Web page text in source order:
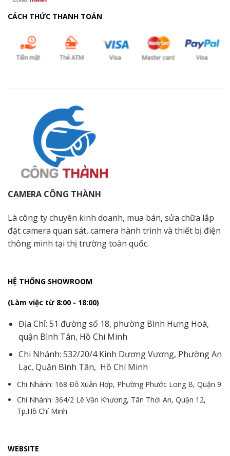
CÁCH THỨC THANH TOÁN
CAMERA CÔNG THÀNH
Là công ty chuyên kinh doanh, mua bán, sửa chữa lắp
đặt camera quan sát, camera hành trình và thiết bị điện
thông minh tại thị trường toàn quốc.
HỆ THỐNG SHOWROOM
(Làm việc từ 8:00 - 18:00)
Địa Chỉ: 51 đường số 18, phường Bình Hưng Hoà,
quận Bình Tân, Hồ Chí Minh
Chi Nhánh: 532/20/4 Kinh Dương Vương, Phường An
Lạc, Quận Bình Tân, Hồ Chí Minh
Chi Nhánh: 168 Đỗ Xuân Hợp, Phường Phước Long B, Quận 9
Chi Nhánh: 364/2 Lê Văn Khương, Tân Thới An, Quận 12,
Tp.Hồ Chí Minh
WEBSITE